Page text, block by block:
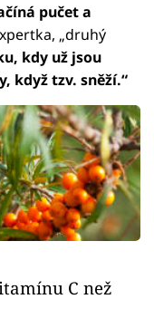
pučet a
„druhý
kdy už jsou
když tzv. sněží.“
C než